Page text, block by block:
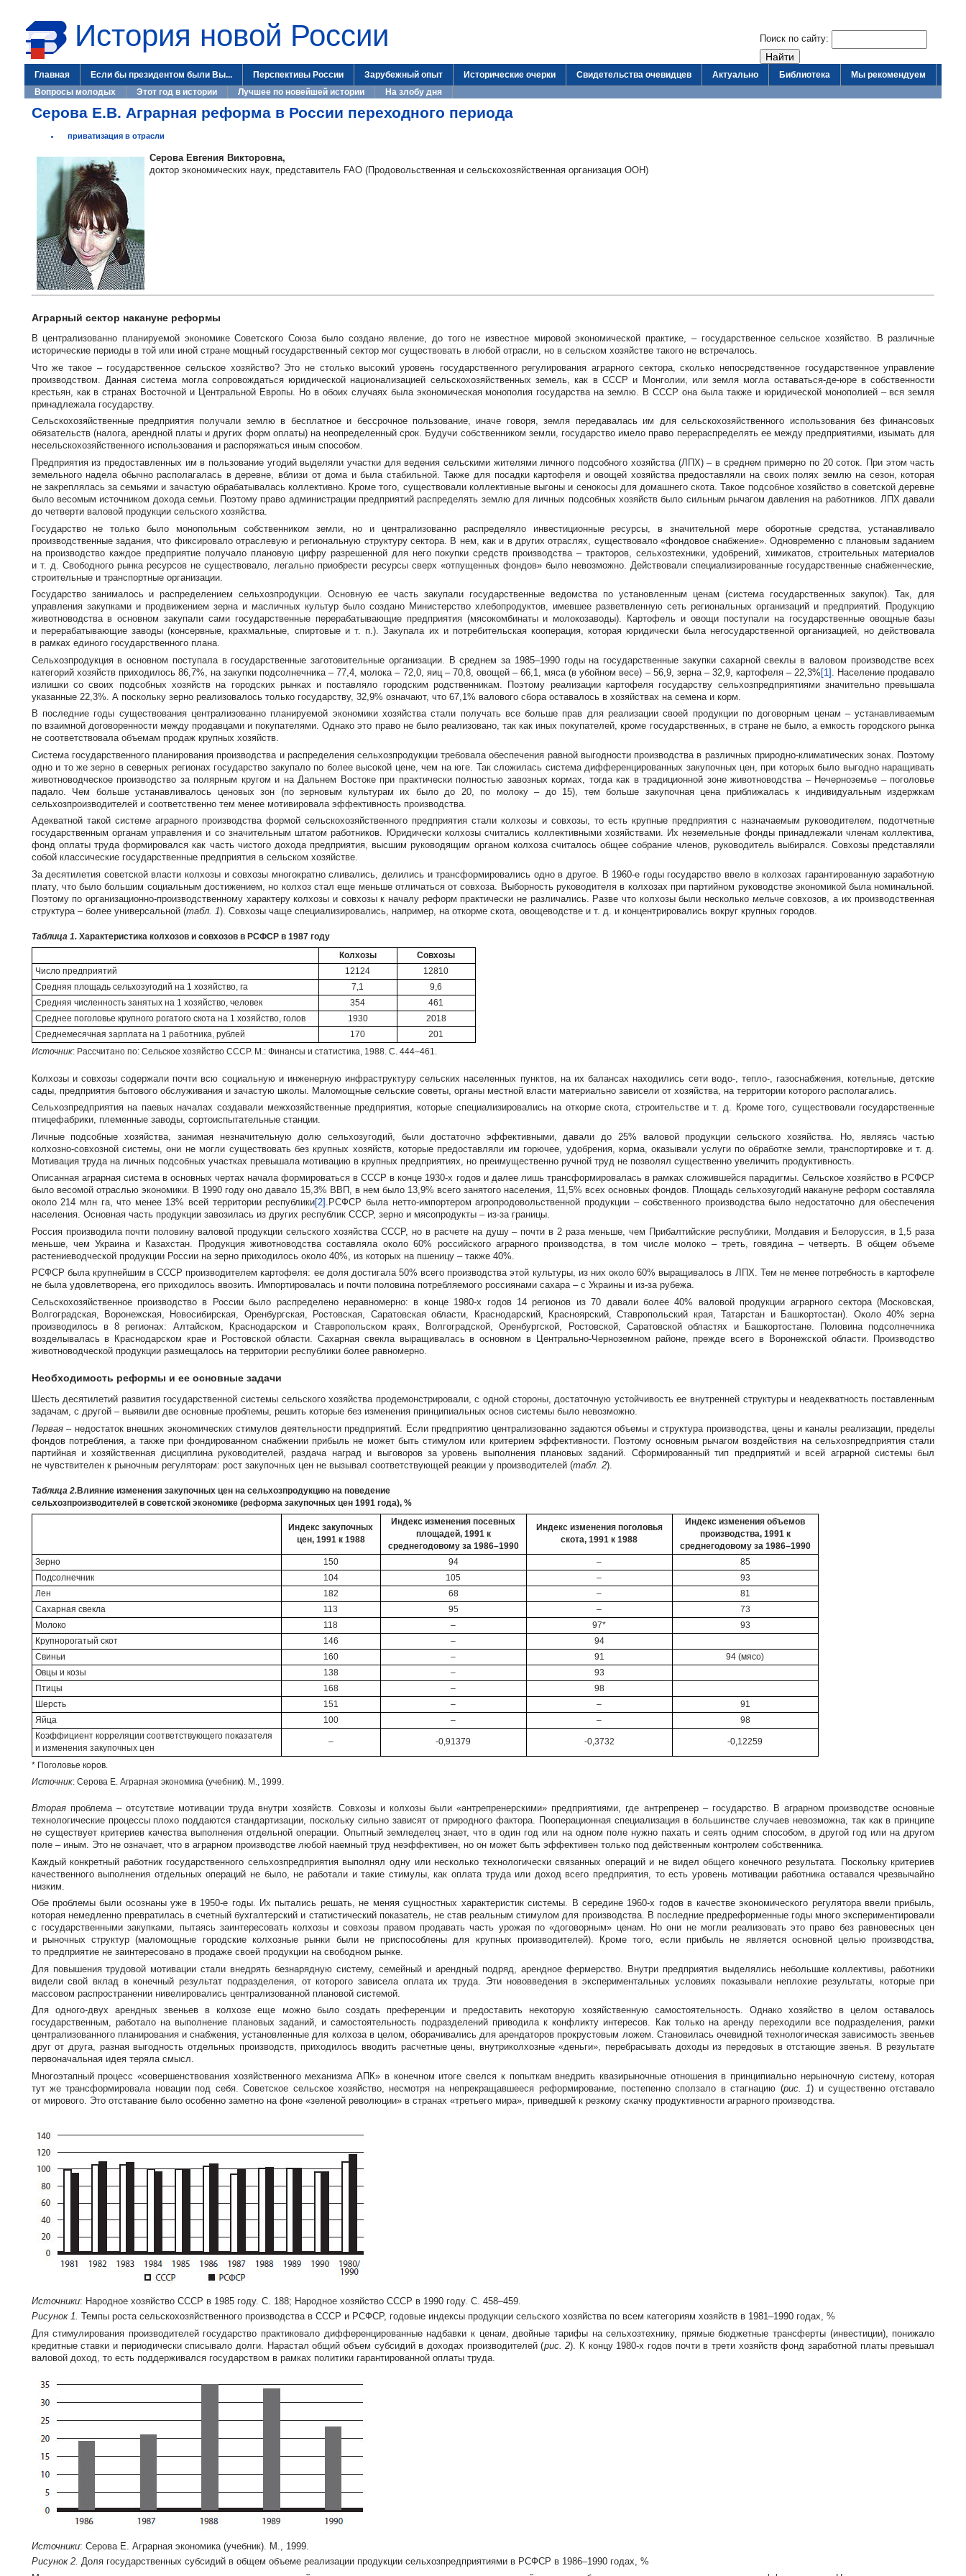
Поиск по сайту:
История новой России
Главная Если бы президентом были Вы... Перспективы России Зарубежный опыт Исторические очерки Свидетельства очевидцев Актуально Библиотека
Мы рекомендуем
Вопросы молодых
Этот год в истории Лучшее по новейшей истории На злобу дня
Серова Е.В. Аграрная реформа в России переходного периода
приватизация в отрасли
Серова Евгения Викторовна,
доктор экономических наук, представитель FAO (Продовольственная и сельскохозяйственная организация ООН)
Аграрный сектор накануне реформы
В централизованно планируемой экономике Советского Союза было создано явление, до того не известное мировой экономической практике, – государственное сельское хозяйство. В различные
исторические периоды в той или иной стране мощный государственный сектор мог существовать в любой отрасли, но в сельском хозяйстве такого не встречалось.
Что же такое – государственное сельское хозяйство? Это не столько высокий уровень государственного регулирования аграрного сектора, сколько непосредственное государственное управление
производством. Данная система могла сопровождаться юридической национализацией сельскохозяйственных земель, как в СССР и Монголии, или земля могла оставаться-де-юрев собственности
крестьян, как в странах Восточной и Центральной Европы. Но в обоих случаях была экономическая монополия государства на землю. В СССР она была также и юридической монополией – вся земля
принадлежала государству.
Сельскохозяйственные предприятия получали землю в бесплатное и бессрочное пользование, иначе говоря, земля передавалась им для сельскохозяйственного использования без финансовых
обязательств (налога, арендной платы и других форм оплаты) на неопределенный срок. Будучи собственником земли, государство имело право перераспределять ее между предприятиями, изымать для
несельскохозяйственного использования и распоряжаться иным способом.
Предприятия из предоставленных им в пользование угодий выделяли участки для ведения сельскими жителями личного подсобного хозяйства (ЛПХ) – в среднем примерно по 20 соток. При этом часть
земельного надела обычно располагалась в деревне, вблизи от дома и была стабильной. Также для посадки картофеля и овощей хозяйства предоставляли на своих полях землю на сезон, которая
не закреплялась за семьями и зачастую обрабатывалась коллективно. Кроме того, существовали коллективные выгоны и сенокосы для домашнего скота. Такое подсобное хозяйство в советской деревне
было весомым источником дохода семьи. Поэтому право администрации предприятий распределять землю для личных подсобных хозяйств было сильным рычагом давления на работников. ЛПХ давали
до четверти валовой продукции сельского хозяйства.
Государство не только было монопольным собственником земли, но и централизованно распределяло инвестиционные ресурсы, в значительной мере оборотные средства, устанавливало
производственные задания, что фиксировало отраслевую и региональную структуру сектора. В нем, как и в других отраслях, существовало «фондовое снабжение». Одновременно с плановым заданием
на производство каждое предприятие получало плановую цифру разрешенной для него покупки средств производства – тракторов, сельхозтехники, удобрений, химикатов, строительных материалов
и т. д.
Свободного рынка ресурсов не существовало, легально приобрести ресурсы сверх «отпущенных фондов» было невозможно. Действовали специализированные государственные снабженческие,
строительные и транспортные организации.
Государство занималось и распределением сельхозпродукции. Основную ее часть закупали государственные ведомства по установленным ценам (система государственных закупок). Так, для
управления закупками и продвижением зерна и масличных культур было создано Министерство хлебопродуктов, имевшее разветвленную сеть региональных организаций и предприятий. Продукцию
животноводства в основном закупали сами государственные перерабатывающие предприятия (мясокомбинаты и молокозаводы). Картофель и овощи поступали на государственные овощные базы
и перерабатывающие заводы (консервные, крахмальные, спиртовые и т. п.). Закупала их и потребительская кооперация, которая юридически была негосударственной организацией, но действовала
в рамках единого государственного плана.
Сельхозпродукция в основном поступала в государственные заготовительные организации. В среднем за 1985–1990 годы на государственные закупки сахарной свеклы в валовом производстве всех
категорий хозяйств приходилось 86,7%, на закупки подсолнечника – 77,4, молока – 72,0, яиц – 70,8, овощей – 66,1, мяса (в убойном весе) – 56,9, зерна – 32,9, картофеля – 22,3%[1] . Население продавало
излишки со своих подсобных хозяйств на городских рынках и поставляло городским родственникам. Поэтому реализации картофеля государству сельхозпредприятиями значительно превышала
указанные 22,3%. А поскольку зерно реализовалось только государству, 32,9% означают, что 67,1% валового сбора оставалось в хозяйствах на семена и корм.
В последние годы существования централизованно планируемой экономики хозяйства стали получать все больше прав для реализации своей продукции по договорным ценам – устанавливаемым
по взаимной договоренности между продавцами и покупателями. Однако это право не было реализовано, так как иных покупателей, кроме государственных, в стране не было, а емкость городского рынка
не соответствовала объемам продаж крупных хозяйств.
Система государственного планирования производства и распределения сельхозпродукции требовала обеспечения равной выгодности производства в различных природно-климатических зонах. Поэтому
одно и то же зерно в северных регионах государство закупало по более высокой цене, чем на юге. Так сложилась система дифференцированных закупочных цен, при которых было выгодно наращивать
животноводческое производство за полярным кругом и на Дальнем Востоке при практически полностью завозных кормах, тогда как в традиционной зоне животноводства – Нечерноземье – поголовье
падало. Чем больше устанавливалось ценовых зон (по зерновым культурам их было до 20, по молоку – до 15), тем больше закупочная цена приближалась к индивидуальным издержкам
сельхозпроизводителей и соответственно тем менее мотивировала эффективность производства.
Адекватной такой системе аграрного производства формой сельскохозяйственного предприятия стали колхозы и совхозы, то есть крупные предприятия с назначаемым руководителем, подотчетные
государственным органам управления и со значительным штатом работников. Юридически колхозы считались коллективными хозяйствами. Их неземельные фонды принадлежали членам коллектива,
фонд оплаты труда формировался как часть чистого дохода предприятия, высшим руководящим органом колхоза считалось общее собрание членов, руководитель выбирался. Совхозы представляли
собой классические государственные предприятия в сельском хозяйстве.
За десятилетия советской власти колхозы и совхозы многократно сливались, делились и трансформировались одно в другое. В 1960-е годы государство ввело в колхозах гарантированную заработную
плату, что было большим социальным достижением, но колхоз стал еще меньше отличаться от совхоза. Выборность руководителя в колхозах при партийном руководстве экономикой была номинальной.
Поэтому по организационно-производственномухарактеру колхозы и совхозы к началу реформ практически не различались. Разве что колхозы были несколько мельче совхозов, а их производственная
структура – более универсальной (табл. 1). Совхозы чаще специализировались, например, на откорме скота, овощеводстве и т. д. и концентрировались вокруг крупных городов.
Таблица 1.Характеристика колхозов и совхозов в РСФСР в 1987 году
Колхозы
Совхозы
Число предприятий
12124
12810
Средняя площадь сельхозугодий на 1 хозяйство, га
7,1
9,6
Средняя численность занятых на 1 хозяйство, человек
354
461
Среднее поголовье крупного рогатого скота на 1 хозяйство, голов
1930
2018
Среднемесячная зарплата на 1 работника, рублей
170
201
Источник: Рассчитано по: Сельское хозяйство СССР. М.: Финансы и статистика, 1988. С. 444–461.
Колхозы и совхозы содержали почти всю социальную и инженерную инфраструктуру сельских населенных пунктов, на их балансах находились сети водо-, тепло-, газоснабжения, котельные, детские
сады, предприятия бытового обслуживания и зачастую школы. Маломощные сельские советы, органы местной власти материально зависели от хозяйства, на территории которого располагались.
Сельхозпредприятия на паевых началах создавали межхозяйственные предприятия, которые специализировались на откорме скота, строительстве и т. д. Кроме того, существовали государственные
птицефабрики, племенные заводы, сортоиспытательные станции.
Личные подсобные хозяйства, занимая незначительную долю сельхозугодий, были достаточно эффективными, давали до 25% валовой продукции сельского хозяйства. Но, являясь частью
колхозно-совхознойсистемы, они не могли существовать без крупных хозяйств, которые предоставляли им горючее, удобрения, корма, оказывали услуги по обработке земли, транспортировке и т. д.
Мотивация труда на личных подсобных участках превышала мотивацию в крупных предприятиях, но преимущественно ручной труд не позволял существенно увеличить продуктивность.
Описанная аграрная система в основных чертах начала формироваться в СССР в конце 1930-х годов и далее лишь трансформировалась в рамках сложившейся парадигмы. Сельское хозяйство в РСФСР
было весомой отраслью экономики. В 1990 году оно давало 15,3% ВВП, в нем было 13,9% всего занятого населения, 11,5% всех основных фондов. Площадь сельхозугодий накануне реформ составляла
около 214 млн га, что менее 13% всей территории республики[2] .РСФСР была нетто-импортером агропродовольственной продукции – собственного производства было недостаточно для обеспечения
населения. Основная часть продукции завозилась из других республик СССР, зерно и мясопродукты – из-заграницы.
Россия производила почти половину валовой продукции сельского хозяйства СССР, но в расчете на душу – почти в 2 раза меньше, чем Прибалтийские республики, Молдавия и Белоруссия, в 1,5 раза
меньше, чем Украина и Казахстан. Продукция животноводства составляла около 60% российского аграрного производства, в том числе молоко – треть, говядина – четверть. В общем объеме
растениеводческой продукции России на зерно приходилось около 40%, из которых на пшеницу – также 40%.
РСФСР была крупнейшим в СССР производителем картофеля: ее доля достигала 50% всего производства этой культуры, из них около 60% выращивалось в ЛПХ. Тем не менее потребность в картофеле
не была удовлетворена, его приходилось ввозить. Импортировалась и почти половина потребляемого россиянами сахара – с Украины и из-зарубежа.
Сельскохозяйственное производство в России было распределено неравномерно: в конце 1980-х годов 14 регионов из 70 давали более 40% валовой продукции аграрного сектора (Московская,
Волгоградская, Воронежская, Новосибирская, Оренбургская, Ростовская, Саратовская области, Краснодарский, Красноярский, Ставропольский края, Татарстан и Башкортостан). Около 40% зерна
производилось в 8 регионах: Алтайском, Краснодарском и Ставропольском краях, Волгоградской, Оренбургской, Ростовской, Саратовской областях и Башкортостане. Половина подсолнечника
возделывалась в Краснодарском крае и Ростовской области. Сахарная свекла выращивалась в основном в
Центрально-Черноземном районе, прежде всего в Воронежской области. Производство
животноводческой продукции размещалось на территории республики более равномерно.
Необходимость реформы и ее основные задачи
Шесть десятилетий развития государственной системы сельского хозяйства продемонстрировали, с одной стороны, достаточную устойчивость ее внутренней структуры и неадекватность поставленным
задачам, с другой – выявили две основные проблемы, решить которые без изменения принципиальных основ системы было невозможно.
Первая– недостаток внешних экономических стимулов деятельности предприятий. Если предприятию централизованно задаются объемы и структура производства, цены и каналы реализации, пределы
фондов потребления, а также при фондированном снабжении прибыль не может быть стимулом или критерием эффективности. Поэтому основным рычагом воздействия на сельхозпредприятия стали
партийная и хозяйственная дисциплина руководителей, раздача наград и выговоров за уровень выполнения плановых заданий. Сформированный тип предприятий и всей аграрной системы был
не чувствителен к рыночным регуляторам: рост закупочных цен не вызывал соответствующей реакции у производителей (табл. 2).
Таблица 2.Влияние изменения закупочных цен на сельхозпродукцию на поведение
сельхозпроизводителей в советской экономике (реформа закупочных цен 1991 года), %
Индекс закупочных
цен, 1991 к 1988
Индекс изменения посевных
площадей, 1991 к
среднегодовому за 1986–1990
Индекс изменения поголовья
скота, 1991 к 1988
Индекс изменения объемов
производства, 1991 к
среднегодовому за 1986–1990
Зерно
150 94 –
85
Подсолнечник
104 105 –
93
Лен
182 68 –
81
Сахарная свекла
113 95 –
73
Молоко
118 – 97*
93
Крупнорогатый скот
146 –
94
Свиньи
160 – 91
94 (мясо)
Овцы и козы
138 –
93
Птицы
168 –
98
Шерсть
151 – –
91
Яйца
100 – –
98
Коэффициент корреляции соответствующего показателя
и изменения закупочных цен
– -0,91379 -0,3732 -0,12259
* Поголовье коров.
Источник: Серова Е. Аграрная экономика (учебник). М., 1999.
Втораяпроблема – отсутствие мотивации труда внутри хозяйств. Совхозы и колхозы были «антрепренерскими» предприятиями, где антрепренер – государство. В аграрном производстве основные
технологические процессы плохо поддаются стандартизации, поскольку сильно зависят от природного фактора. Пооперационная специализация в большинстве случаев невозможна, так как в принципе
не существует критериев качества выполнения отдельной операции. Опытный земледелец знает, что в один год или на одном поле нужно пахать и сеять одним способом, в другой год или на другом
поле – иным. Это не означает, что в аграрном производстве любой наемный труд неэффективен, но он может быть эффективен только под действенным контролем собственника.
Каждый конкретный работник государственного сельхозпредприятия выполнял одну или несколько технологически связанных операций и не видел общего конечного результата. Поскольку критериев
качественного выполнения отдельных операций не было, не работали и такие стимулы, как оплата труда или доход всего предприятия, то есть уровень мотивации работника оставался чрезвычайно
низким.
Обе проблемы были осознаны уже в 1950-е годы. Их пытались решать, не меняя сущностных характеристик системы. В середине 1960-х годов в качестве экономического регулятора ввели прибыль,
которая немедленно превратилась в счетный бухгалтерский и статистический показатель, не став реальным стимулом для производства. В последние предреформенные годы много экспериментировали
с государственными закупками, пытаясь заинтересовать колхозы и совхозы правом продавать часть урожая по «договорным» ценам. Но они не могли реализовать это право без равновесных цен
и рыночных структур (маломощные городские колхозные рынки были не приспособлены для крупных производителей). Кроме того, если прибыль не является основной целью производства,
то предприятие не заинтересовано в продаже своей продукции на свободном рынке.
Для повышения трудовой мотивации стали внедрять безнарядную систему, семейный и арендный подряд, арендное фермерство. Внутри предприятия выделялись небольшие коллективы, работники
видели свой вклад в конечный результат подразделения, от которого зависела оплата их труда. Эти нововведения в экспериментальных условиях показывали неплохие результаты, которые при
массовом распространении нивелировались централизованной плановой системой.
Для одного-двух арендных звеньев в колхозе еще можно было создать преференции и предоставить некоторую хозяйственную самостоятельность. Однако хозяйство в целом оставалось
государственным, работало на выполнение плановых заданий, и самостоятельность подразделений приводила к конфликту интересов. Как только на аренду переходили все подразделения, рамки
централизованного планирования и снабжения, установленные для колхоза в целом, оборачивались для арендаторов прокрустовым ложем. Становилась очевидной технологическая зависимость звеньев
друг от друга, разная выгодность отдельных производств, приходилось вводить расчетные цены, внутриколхозные «деньги», перебрасывать доходы из передовых в отстающие звенья. В результате
первоначальная идея теряла смысл.
Многоэтапный процесс «совершенствования хозяйственного механизма АПК» в конечном итоге свелся к попыткам внедрить квазирыночные отношения в принципиально нерыночную систему, которая
тут же трансформировала новации под себя. Советское сельское хозяйство, несмотря на непрекращавшееся реформирование, постепенно сползало в стагнацию (рис. 1) и существенно отставало
от мирового. Это отставание было особенно заметно на фоне «зеленой революции» в странах «третьего мира», приведшей к резкому скачку продуктивности аграрного производства.
Источники: Народное хозяйство СССР в 1985 году. С. 188; Народное хозяйство СССР в 1990 году. С. 458–459.
Рисунок 1. Темпы роста сельскохозяйственного производства в СССР и РСФСР, годовые индексы продукции сельского хозяйства по всем категориям хозяйств в 1981–1990 годах, %
Для стимулирования производителей государство практиковало дифференцированные надбавки к ценам, двойные тарифы на сельхозтехнику, прямые бюджетные трансферты (инвестиции), понижало
кредитные ставки и периодически списывало долги. Нарастал общий объем субсидий в доходах производителей (рис. 2). К концу 1980-х годов почти в трети хозяйств фонд заработной платы превышал
валовой доход, то есть поддерживался государством в рамках политики гарантированной оплаты труда.
Источники: Серова Е. Аграрная экономика (учебник). М., 1999.
Рисунок 2. Доля государственных субсидий в общем объеме реализации продукции сельхозпредприятиями в РСФСР в 1986–1990 годах, %